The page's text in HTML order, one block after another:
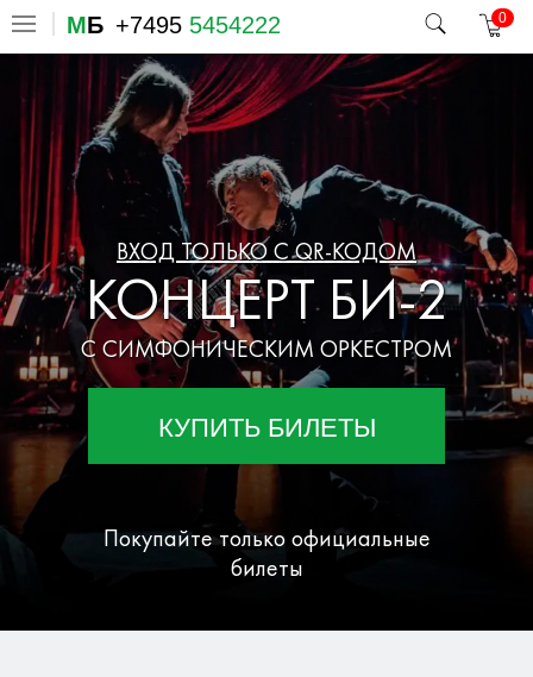
МБ +7495 5454222 0
ВХОД ТОЛЬКО С QR-КОДОМ
КОНЦЕРТ БИ-2
С СИМФОНИЧЕСКИМ ОРКЕСТРОМ
КУПИТЬ БИЛЕТЫ
Покупайте только официальные
билеты